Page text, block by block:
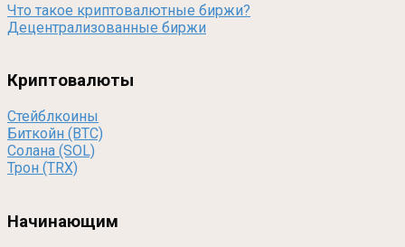
Что такое криптовалютные биржи?
Децентрализованные биржи
Криптовалюты
Стейблкоины
Биткойн (BTC)
Солана (SOL)
Трон (TRX)
Начинающим